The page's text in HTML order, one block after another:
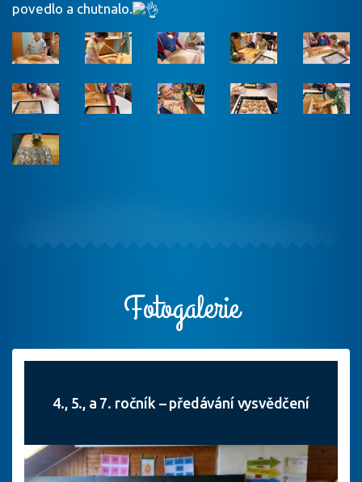
povedlo a chutnalo.
Fotogalerie
4., 5., a 7. ročník – předávání vysvědčení